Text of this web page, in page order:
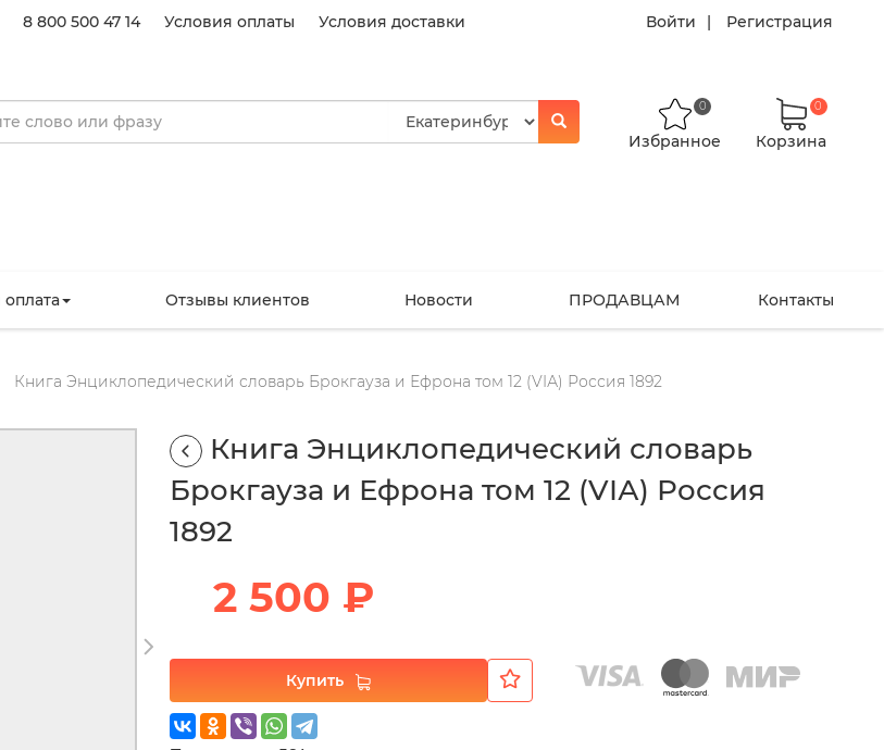
8 800 500 47 14 Условия оплаты Условия доставки Войти Регистрация
Избранное
0
Корзина
0
Отзывы клиентов Новости ПРОДАВЦАМ Контакты
Книга Энциклопедический словарь Брокгауза и Ефрона том 12 (VIА) Россия 1892
Книга Энциклопедический словарь
Брокгауза и Ефрона том 12 (VIА) Россия
1892
2 500 ₽
Купить